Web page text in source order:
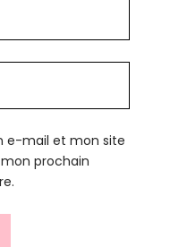
e-mail et mon site
prochain